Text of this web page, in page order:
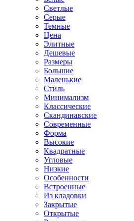
Светлые
Серые
Темные
Цена
Элитные
Дешевые
Размеры
Большие
Маленькие
Стиль
Минимализм
Классические
Скандинавские
Современные
Форма
Высокие
Квадратные
Угловые
Низкие
Особенности
Встроенные
Из кладовки
Закрытые
Открытые